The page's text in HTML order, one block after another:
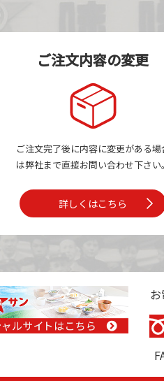
ご注文内容の変更
ご注文完了後に内容に変更がある場
は弊社まで直接お問い合わせ下さい。
詳しくはこちら